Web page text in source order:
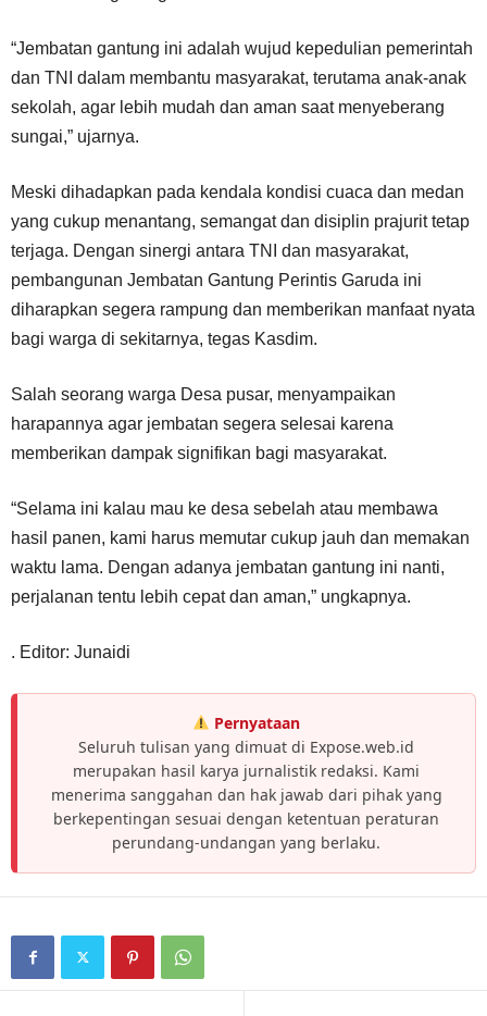
“Jembatan gantung ini adalah wujud kepedulian pemerintah
dan TNI dalam membantu masyarakat, terutama anak-anak
sekolah, agar lebih mudah dan aman saat menyeberang
sungai,” ujarnya.
Meski dihadapkan pada kendala kondisi cuaca dan medan
yang cukup menantang, semangat dan disiplin prajurit tetap
terjaga. Dengan sinergi antara TNI dan masyarakat,
pembangunan Jembatan Gantung Perintis Garuda ini
diharapkan segera rampung dan memberikan manfaat nyata
bagi warga di sekitarnya, tegas Kasdim.
Salah seorang warga Desa pusar, menyampaikan
harapannya agar jembatan segera selesai karena
memberikan dampak signifikan bagi masyarakat.
“Selama ini kalau mau ke desa sebelah atau membawa
hasil panen, kami harus memutar cukup jauh dan memakan
waktu lama. Dengan adanya jembatan gantung ini nanti,
perjalanan tentu lebih cepat dan aman,” ungkapnya.
. Editor: Junaidi
Pernyataan
Seluruh tulisan yang dimuat di Expose.web.id
merupakan hasil karya jurnalistik redaksi. Kami
menerima sanggahan dan hak jawab dari pihak yang
berkepentingan sesuai dengan ketentuan peraturan
perundang-undangan yang berlaku.